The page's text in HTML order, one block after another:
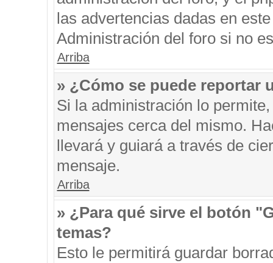
las advertencias dadas en
Administración del foro si no
Arriba
» ¿Cómo se puede reportar
Si la administración lo
mensajes cerca del mismo.
llevará y guiará a través de
mensaje.
Arriba
» ¿Para qué sirve el botón
temas?
Esto le permitirá guardar